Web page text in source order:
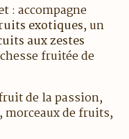
: accompagne
exotiques, un
aux zestes
fruitée de
de la passion,
morceaux de fruits,